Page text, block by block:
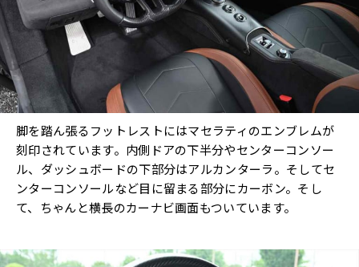
脚を踏ん張るフットレストにはマセラティのエンブレムが
刻印されています。内側ドアの下半分やセンターコンソー
ル、ダッシュボードの下部分はアルカンターラ。そしてセ
ンターコンソールなど目に留まる部分にカーボン。そし
て、ちゃんと横長のカーナビ画面もついています。